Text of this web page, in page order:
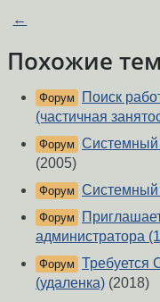
←
Похожие
Форум
Поиск
(частичная
Форум Системный
(2005)
Форум Системный
Форум
администратора
Форум Требуется
(удаленка) (2018)